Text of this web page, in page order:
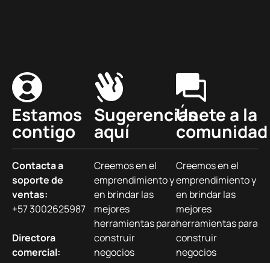
Estamos
contigo
Contacta a
soporte de
ventas:
+57 3002625987
Directora
comercial:
Sugerencias
aquí
Creemos en el
emprendimiento y
en brindar las
mejores
herramientas para
construir
negocios
Únete a la
comunidad
Creemos en el
emprendimiento y
en brindar las
mejores
herramientas para
construir
negocios